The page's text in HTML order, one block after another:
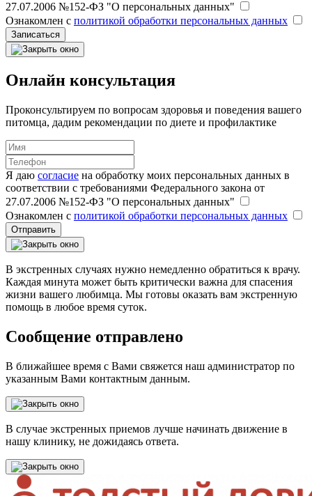
27.07.2006 №152-ФЗ "О персональных данных"
Ознакомлен с политикой обработки персональных данных
Записаться
Онлайн консультация
Проконсультируем по вопросам здоровья и поведения вашего
питомца, дадим рекомендации по диете и профилактике
Я даю согласие на обработку моих персональных данных в
соответствии с требованиями Федерального закона от
27.07.2006 №152-ФЗ "О персональных данных"
Ознакомлен с политикой обработки персональных данных
Отправить
В экстренных случаях нужно немедленно обратиться к врачу.
Каждая минута может быть критически важна для спасения
жизни вашего любимца. Мы готовы оказать вам экстренную
помощь в любое время суток.
Сообщение отправлено
В ближайшее время с Вами свяжется наш администратор по
указанным Вами контактным данным.
В случае экстренных приемов лучше начинать движение в
нашу клинику, не дожидаясь ответа.